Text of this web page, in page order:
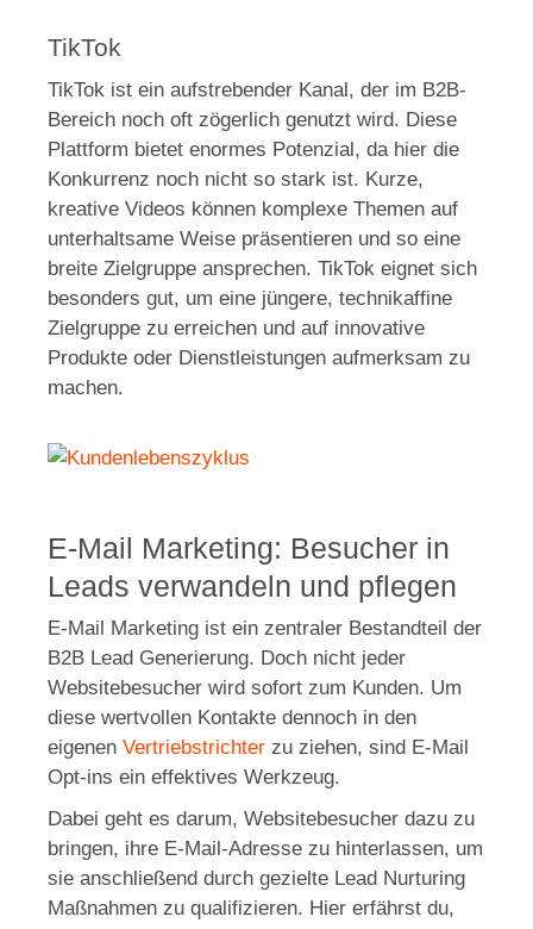
TikTok
TikTok ist ein aufstrebender Kanal, der im B2B-
Bereich noch oft zögerlich genutzt wird. Diese
Plattform bietet enormes Potenzial, da hier die
Konkurrenz noch nicht so stark ist. Kurze,
kreative Videos können komplexe Themen auf
unterhaltsame Weise präsentieren und so eine
breite Zielgruppe ansprechen. TikTok eignet sich
besonders gut, um eine jüngere, technikaffine
Zielgruppe zu erreichen und auf innovative
Produkte oder Dienstleistungen aufmerksam zu
machen.
E-Mail Marketing: Besucher in
Leads verwandeln und pflegen
E-Mail Marketing ist ein zentraler Bestandteil der
B2B Lead Generierung. Doch nicht jeder
Websitebesucher wird sofort zum Kunden. Um
diese wertvollen Kontakte dennoch in den
eigenen Vertriebstrichter zu ziehen, sind E-Mail
Opt-ins ein effektives Werkzeug.
Dabei geht es darum, Websitebesucher dazu zu
bringen, ihre E-Mail-Adresse zu hinterlassen, um
sie anschließend durch gezielte Lead Nurturing
Maßnahmen zu qualifizieren. Hier erfährst du,